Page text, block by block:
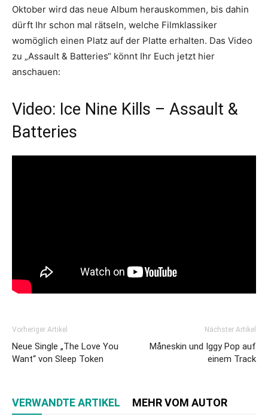
Oktober wird das neue Album herauskommen, bis dahin
dürft Ihr schon mal rätseln, welche Filmklassiker
womöglich einen Platz auf der Platte erhalten. Das Video
zu „Assault & Batteries“ könnt Ihr Euch jetzt hier
anschauen:
Video: Ice Nine Kills – Assault &
Batteries
Vorheriger Artikel
Neue Single „The Love You
Want“ von Sleep Token
Nächster Artikel
Måneskin und Iggy Pop auf
einem Track
VERWANDTE ARTIKEL MEHR VOM AUTOR